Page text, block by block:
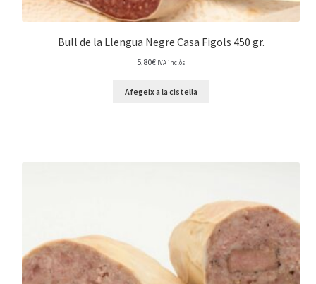
Bull de la Llengua Negre Casa Figols 450 gr.
5,80€ IVA inclòs
Afegeix a la cistella